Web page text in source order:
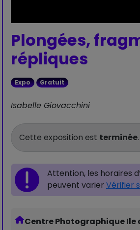
Plongées,
répliques
Expo Gratuit
Isabelle Giovacchini
Cette exposition est terminée.
Attention, les horaires
peuvent varier Vérifier
Centre Photographique Ile